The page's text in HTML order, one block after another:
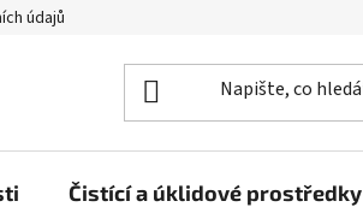
údajů
Čistící a úklidové prostředky